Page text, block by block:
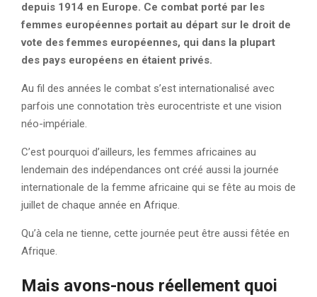
depuis 1914 en Europe. Ce combat porté par les
femmes européennes portait au départ sur le droit de
vote des femmes européennes, qui dans la plupart
des pays européens en étaient privés.
Au fil des années le combat s’est internationalisé avec
parfois une connotation très eurocentriste et une vision
néo-impériale.
C’est pourquoi d’ailleurs, les femmes africaines au
lendemain des indépendances ont créé aussi la journée
internationale de la femme africaine qui se fête au mois de
juillet de chaque année en Afrique.
Qu’à cela ne tienne, cette journée peut être aussi fêtée en
Afrique.
Mais avons-nous réellement quoi